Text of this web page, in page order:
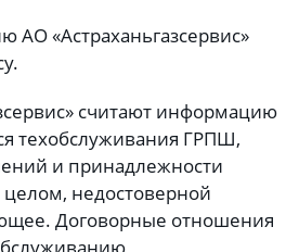
АО «Астраханьгазсервис»
считают информацию
техобслуживания ГРПШ,
и принадлежности
целом, недостоверной
Договорные отношения